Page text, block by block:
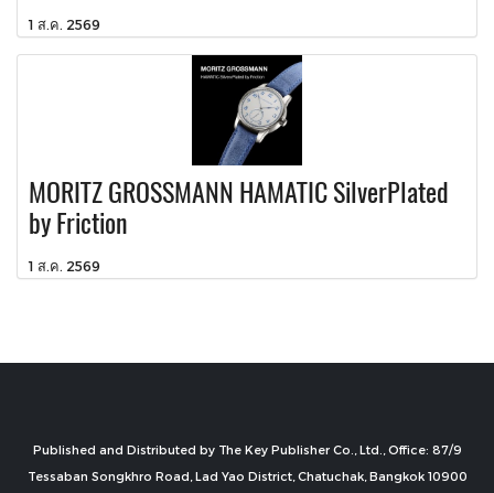
1 ส.ค. 2569
MORITZ GROSSMANN HAMATIC SilverPlated
by Friction
1 ส.ค. 2569
Published and Distributed by The Key Publisher Co., Ltd., Office: 87/9
Tessaban Songkhro Road, Lad Yao District, Chatuchak, Bangkok 10900